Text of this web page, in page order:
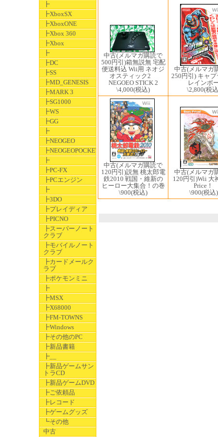
┣
┣XboxSX
┣XboxONE
┣Xbox 360
┣Xbox
┣
┣DC
┣SS
┣MD_GENESIS
┣MARK 3
┣SG1000
┣WS
┣GG
┣
┣NEOGEO
┣NEOGEOPOCKET
┣
┣PC-FX
┣PCエンジン
┣
┣3DO
┣プレイディア
┣PICNO
┣スーパーノート
クラブ
┣モバイルノート
クラブ
┣カードメールク
ラブ
┣ポケモンミニ
┣
┣MSX
┣X68000
┣FM-TOWNS
┣Windows
┣その他のPC
┣新品書籍
┣__
┣新品ゲームサン
トラCD
┣新品ゲームDVD
┣ご依頼品
┣レコード
┣ゲームグッズ
┗その他
中古
中古(メルマガ購読で
500円引)箱無説無 宅配
便送料込 Wii用 ネオジ
オスティック2
NEGOEO STICK 2
\4,000(税込)
中古(メルマガ
250円引) キャ
レインボ
\2,800(税
中古(メルマガ購読で
120円引)説無 桃太郎電
鉄2010 戦国・維新の
ヒーロー大集合！の巻
\900(税込)
中古(メルマガ
120円引)Wii 大
Price！
\900(税込)